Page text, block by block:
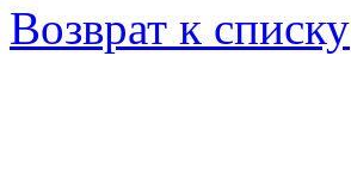
Возврат к списку